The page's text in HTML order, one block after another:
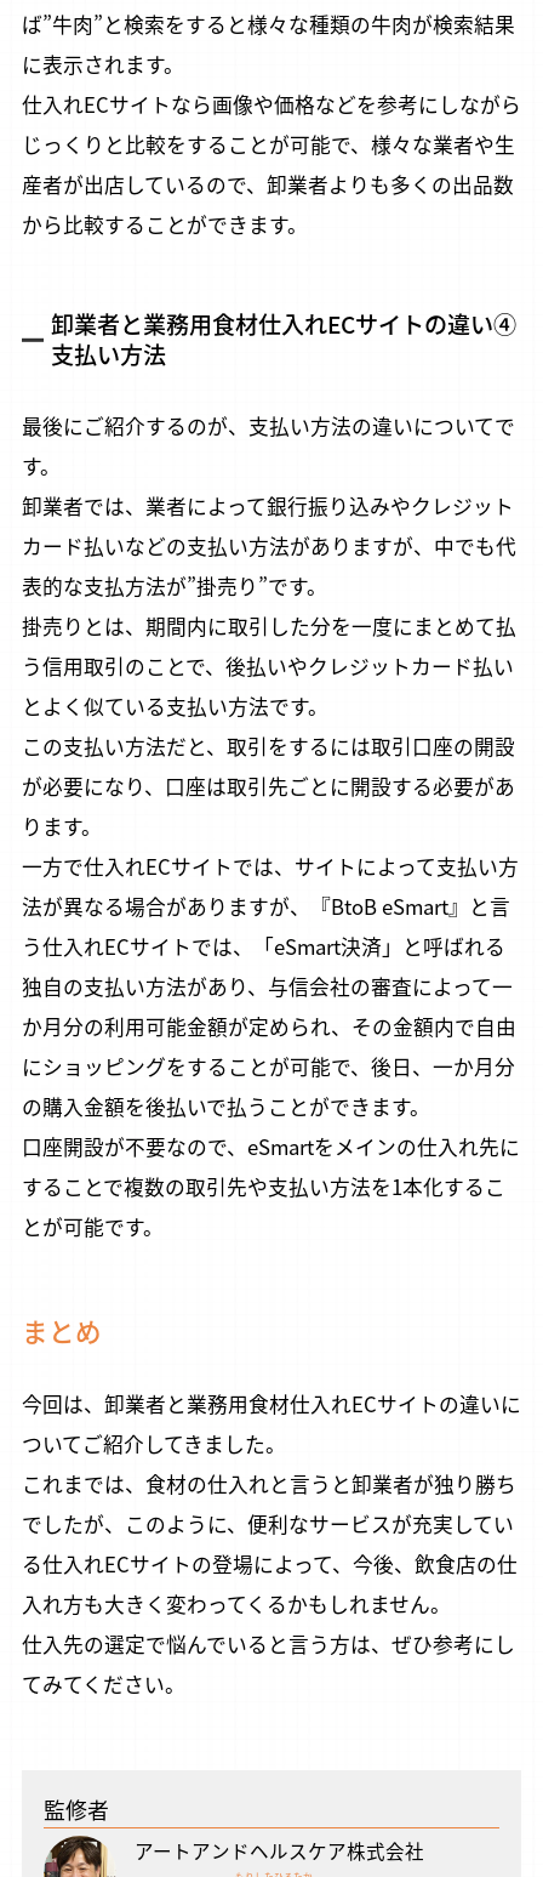
ば”牛肉”と検索をすると様々な種類の牛肉が検索結果
に表示されます。
仕入れECサイトなら画像や価格などを参考にしながら
じっくりと比較をすることが可能で、様々な業者や生
産者が出店しているので、卸業者よりも多くの出品数
から比較することができます。
卸業者と業務用食材仕入れECサイトの違い④
支払い方法
最後にご紹介するのが、支払い方法の違いについてで
す。
卸業者では、業者によって銀行振り込みやクレジット
カード払いなどの支払い方法がありますが、中でも代
表的な支払方法が”掛売り”です。
掛売りとは、期間内に取引した分を一度にまとめて払
う信用取引のことで、後払いやクレジットカード払い
とよく似ている支払い方法です。
この支払い方法だと、取引をするには取引口座の開設
が必要になり、口座は取引先ごとに開設する必要があ
ります。
一方で仕入れECサイトでは、サイトによって支払い方
法が異なる場合がありますが、『BtoB eSmart』と言
う仕入れECサイトでは、「eSmart決済」と呼ばれる
独自の支払い方法があり、与信会社の審査によって一
か月分の利用可能金額が定められ、その金額内で自由
にショッピングをすることが可能で、後日、一か月分
の購入金額を後払いで払うことができます。
口座開設が不要なので、eSmartをメインの仕入れ先に
することで複数の取引先や支払い方法を1本化するこ
とが可能です。
まとめ
今回は、卸業者と業務用食材仕入れECサイトの違いに
ついてご紹介してきました。
これまでは、食材の仕入れと言うと卸業者が独り勝ち
でしたが、このように、便利なサービスが充実してい
る仕入れECサイトの登場によって、今後、飲食店の仕
入れ方も大きく変わってくるかもしれません。
仕入先の選定で悩んでいると言う方は、ぜひ参考にし
てみてください。
監修者
アートアンドヘルスケア株式会社